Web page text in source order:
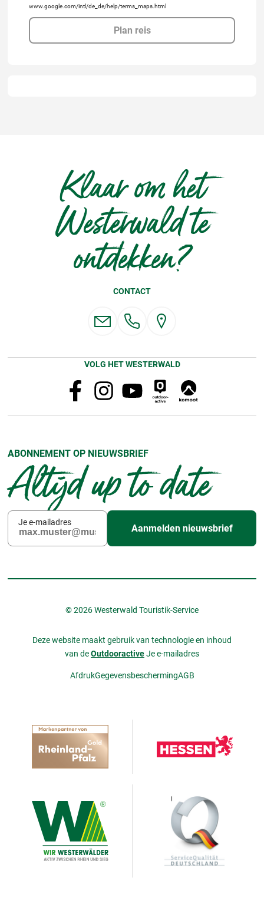
www.google.com/intl/de_de/help/terms_maps.html
Plan reis
Klaar om het
Westerwald te
ontdekken?
CONTACT
VOLG HET WESTERWALD
ABONNEMENT OP NIEUWSBRIEF
Altijd up to date
Je e-mailadres
Aanmelden nieuwsbrief
© 2026 Westerwald Touristik-Service
Deze website maakt gebruik van technologie en inhoud
van deOutdooractiveJe e-mailadres
AfdrukGegevensbeschermingAGB